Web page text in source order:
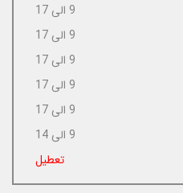
9 الی 17
9 الی 17
9 الی 17
9 الی 17
9 الی 17
9 الی 14
تعطیل